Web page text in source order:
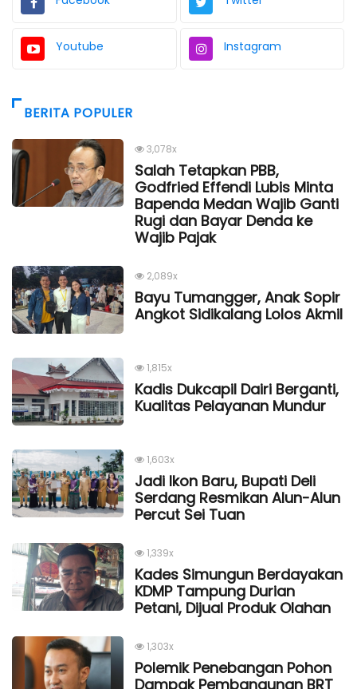
Youtube Instagram
BERITA POPULER
3,078x
Salah Tetapkan PBB,
Godfried Effendi Lubis Minta
Bapenda Medan Wajib Ganti
Rugi dan Bayar Denda ke
Wajib Pajak
2,089x
Bayu Tumangger, Anak Sopir
Angkot Sidikalang Lolos Akmil
1,815x
Kadis Dukcapil Dairi Berganti,
Kualitas Pelayanan Mundur
1,603x
Jadi Ikon Baru, Bupati Deli
Serdang Resmikan Alun-Alun
Percut Sei Tuan
1,339x
Kades Simungun Berdayakan
KDMP Tampung Durian
Petani, Dijual Produk Olahan
1,303x
Polemik Penebangan Pohon
Dampak Pembangunan BRT